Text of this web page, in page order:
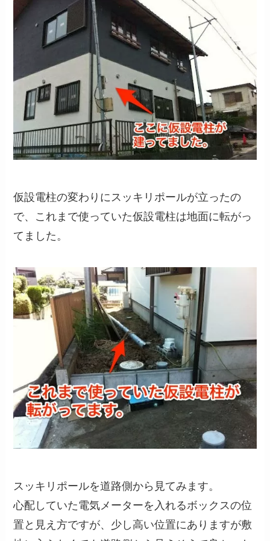
仮設電柱の変わりにスッキリポールが立ったの
で、これまで使っていた仮設電柱は地面に転がっ
てました。
スッキリポールを道路側から見てみます。
心配していた電気メーターを入れるボックスの位
置と見え方ですが、少し高い位置にありますが敷